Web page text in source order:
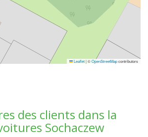
Leaflet|©OpenStreetMapcontributors
des clients dans la
Sochaczew